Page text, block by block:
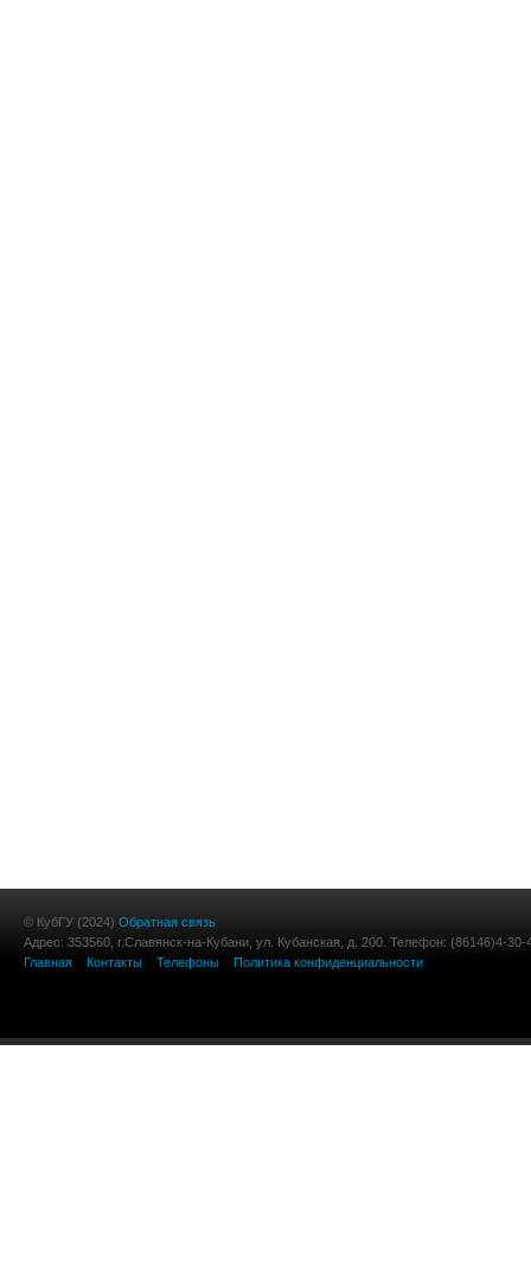
© КубГУ (2024) Обратная связь
Адрес: 353560, г.Славянск-на-Кубани, ул. Кубанская, д. 200. Телефон: (86146)4-30-
Главная
Контакты Телефоны Политика конфиденциальности